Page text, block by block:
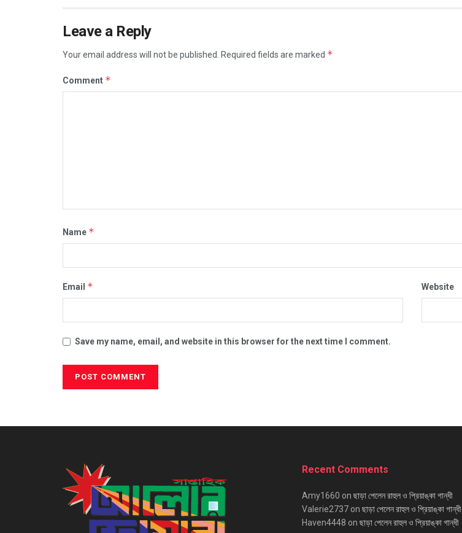
Leave a Reply
Your email address will not be published. Required fields are marked *
Comment *
Name *
Email * Website
Save my name, email, and website in this browser for the next time I comment.
Recent Comments
Amy1660 on ছাড়া পেলেন রাহুল ও প্রিয়াঙ্কা গান্ধী
Valerie2737 on ছাড়া পেলেন রাহুল ও প্রিয়াঙ্কা গান্ধী
Haven4448 on ছাড়া পেলেন রাহুল ও প্রিয়াঙ্কা গান্ধী